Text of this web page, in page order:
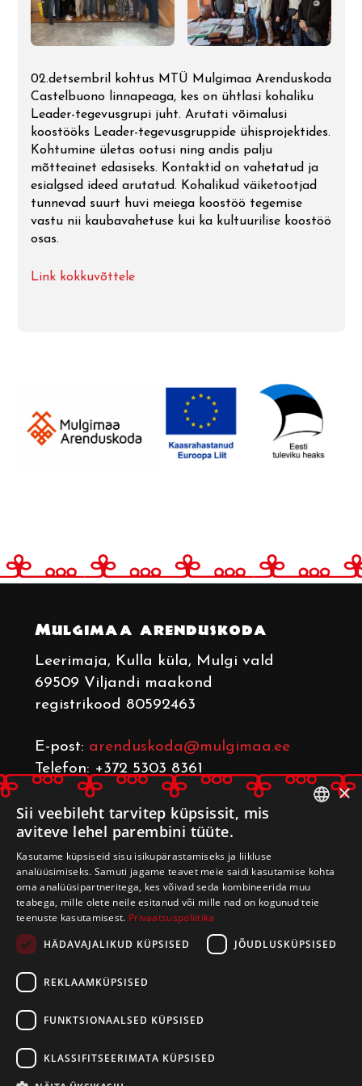
02.detsembril kohtus MTÜ Mulgimaa Arenduskoda
Castelbuono linnapeaga, kes on ühtlasi kohaliku
Leader-tegevusgrupi juht. Arutati võimalusi
koostööks Leader-tegevusgruppide ühisprojektides.
Kohtumine ületas ootusi ning andis palju
mõtteainet edasiseks. Kontaktid on vahetatud ja
esialgsed ideed arutatud. Kohalikud väiketootjad
tunnevad suurt huvi meiega koostöö tegemise
vastu nii kaubavahetuse kui ka kultuurilise koostöö
osas.
Link kokkuvõttele
Mulgimaa arenduskoda
Leerimaja, Kulla küla, Mulgi vald
69509 Viljandi maakond
registrikood 80592463
E-post: arenduskoda@mulgimaa.ee
Telefon: +372 5303 8361
Mulgimaa.ee
Mulgi Kultuuri Instituut
Mulgimaa ja soome-ugri
kultuuripealinna aasta turundus 2021-
Ühisprojekt "Mulgimaa külade
arenguks!" 2021-2022
Koostööprojekt "Piirkonna
ühisturundus" 2019 - 2022
Koostööprojekt "Piirkonna
ühisturundus ja tootearendus" 2017-
Koostööprojekt "Sündmused, mis
ületavad riigipiire" 2016 - 2019
Koostööprojekt "Mulgi märgi
×
Sii veebileht tarvitep küpsissit, mis
aviteve lehel parembini tüüte.
Kasutame küpsiseid sisu isikupärastamiseks ja liikluse
analüüsimiseks. Samuti jagame teavet meie saidi kasutamise kohta
oma analüüsipartneritega, kes võivad seda kombineerida muu
teabega, mille olete neile esitanud või mille nad on kogunud teie
teenuste kasutamisest. Privaatsuspoliitika
HÄDAVAJALIKUD KÜPSISED
JÕUDLUSKÜPSISED
REKLAAMKÜPSISED
FUNKTSIONAALSED KÜPSISED
KLASSIFITSEERIMATA KÜPSISED